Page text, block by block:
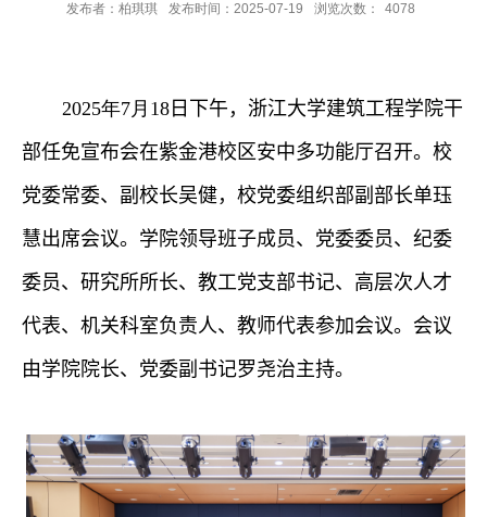
发布者：柏琪琪 发布时间：2025-07-19 浏览次数： 4078
2025年7月 18 日下午，浙江大学建筑工程学院干
部任免宣布会在紫金港校区安中多功能厅召开。 校
党委常委、副校长吴健，校党委组织部副部长单珏
慧出席会议。学院领导班子成员、党委委员、纪委
委员、研究所所长、教工党支部书记、高层次人才
代表、机关科室负责人、教师代表参加会议。 会议
由学院院长、 党委副书记罗尧治主持。